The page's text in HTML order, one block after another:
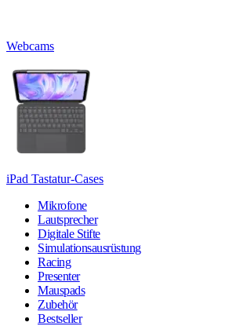
Webcams
iPad Tastatur-Cases
Mikrofone
Lautsprecher
Digitale Stifte
Simulationsausrüstung
Racing
Presenter
Mauspads
Zubehör
Bestseller